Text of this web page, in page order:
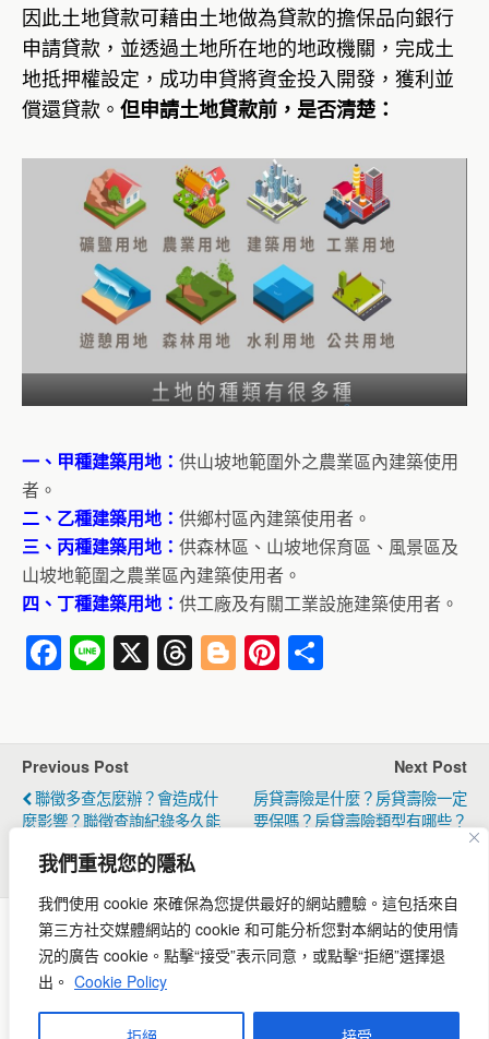
我們重視您的隱私
我們使用 cookie 來確保為您提供最好的網站體驗。 這包括來自
第三方社交媒體網站的 cookie 和可能分析您對本網站的使用情
況的廣告 cookie。 點擊“接受”表示同意，或點擊“拒絕”選擇退
出。 Cookie Policy
因此土地貸款可藉由土地做為貸款的擔保品向銀行
申請貸款，並透過土地所在地的地政機關，完成土
地抵押權設定，成功申貸將資金投入開發，獲利並
償還貸款。 但申請土地貸款前，是否清楚：
一、甲種建築用地： 供山坡地範圍外之農業區內建築使用
者。
二、乙種建築用地： 供鄉村區內建築使用者。
三、丙種建築用地： 供森林區、山坡地保育區、風景區及
山坡地範圍之農業區內建築使用者。
四、丁種建築用地： 供工廠及有關工業設施建築使用者。
F
e
b
o
o
k
Li X T
a
d
s
Bl
g
er
Pi
e
st
Previous Post
聯徵多查怎麼辦？會造成什
麼影響？聯徵查詢紀錄多久能
嗎？
Next Post
房貸壽險是什麼？房貸壽險一定
要保嗎？房貸壽險類型有哪些？
Back to top
Mobile Desktop
立即連繫